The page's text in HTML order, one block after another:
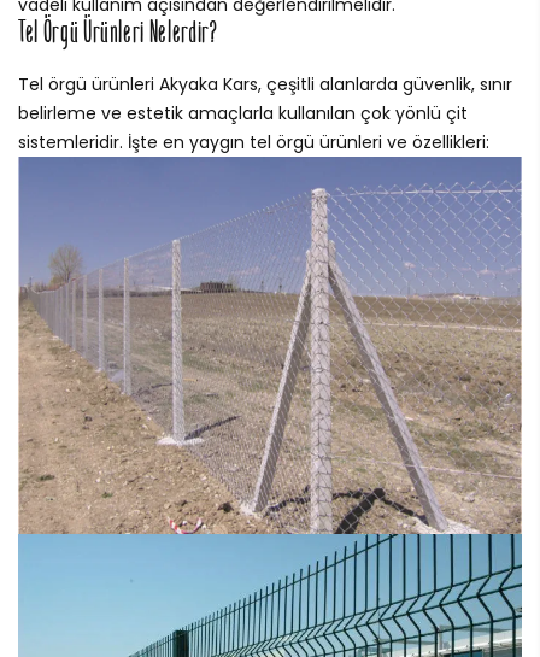
Tel Örgü Ürünleri Nelerdir?
Tel örgü ürünleri Akyaka Kars, çeşitli alanlarda güvenlik, sınır
belirleme ve estetik amaçlarla kullanılan çok yönlü çit
sistemleridir. İşte en yaygın tel örgü ürünleri ve özellikleri: